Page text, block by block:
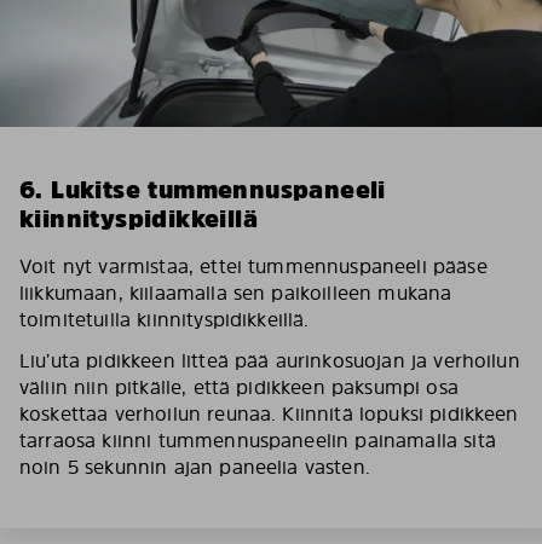
6. Lukitse tummennuspaneeli
kiinnityspidikkeillä
Voit nyt varmistaa, ettei tummennuspaneeli pääse
liikkumaan, kiilaamalla sen paikoilleen mukana
toimitetuilla kiinnityspidikkeillä.
Liu’uta pidikkeen litteä pää aurinkosuojan ja verhoilun
väliin niin pitkälle, että pidikkeen paksumpi osa
koskettaa verhoilun reunaa. Kiinnitä lopuksi pidikkeen
tarraosa kiinni tummennuspaneelin painamalla sitä
noin 5 sekunnin ajan paneelia vasten.